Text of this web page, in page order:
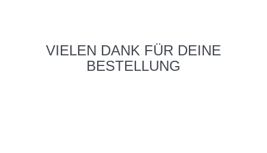
VIELEN DANK FÜR DEINE
BESTELLUNG